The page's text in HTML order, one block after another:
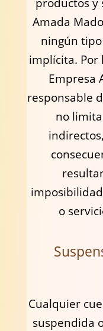
Amada
ningún
implícita. Por
Empresa
responsable
no
o
Cualquier
suspendida